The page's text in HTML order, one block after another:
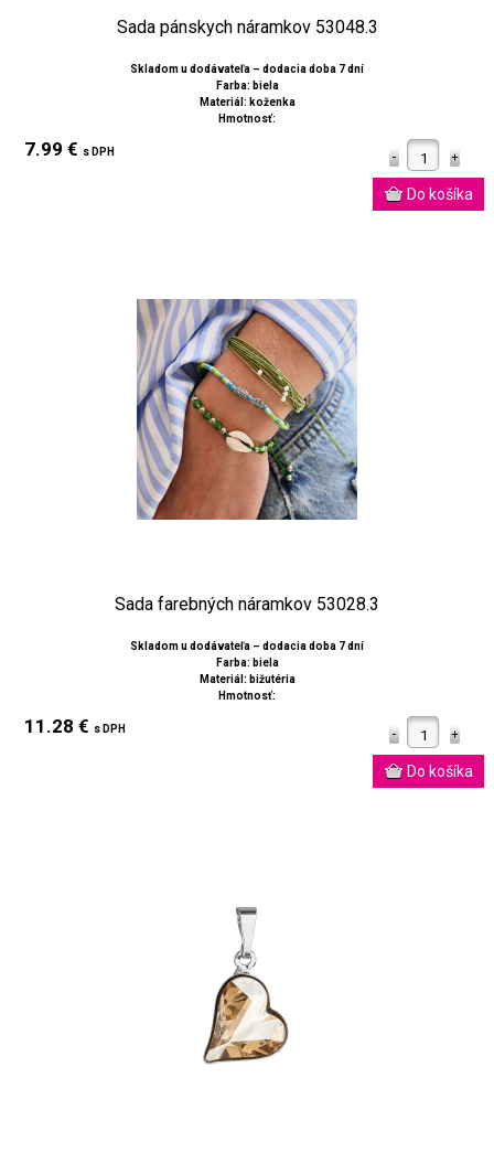
Sada pánskych náramkov 53048.3
Skladom u dodávateľa – dodacia doba 7 dní
Farba: biela
Materiál: koženka
Hmotnosť:
7.99 € s DPH
Sada farebných náramkov 53028.3
Skladom u dodávateľa – dodacia doba 7 dní
Farba: biela
Materiál: bižutéria
Hmotnosť:
11.28 € s DPH